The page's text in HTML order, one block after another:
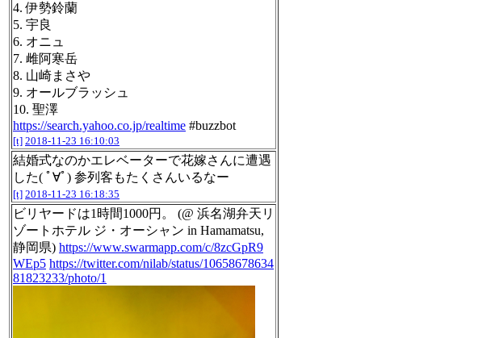
4. 伊勢鈴蘭
5. 宇良
6. オニュ
7. 雌阿寒岳
8. 山崎まさや
9. オールブラッシュ
10. 聖澤
https://search.yahoo.co.jp/realtime #buzzbot
[t] 2018-11-23 16:10:03
結婚式なのかエレベーターで花嫁さんに遭遇
した( ﾟ∀ﾟ) 参列客もたくさんいるなー
[t] 2018-11-23 16:18:35
ビリヤードは1時間1000円。 (@ 浜名湖弁天リ
ゾートホテル ジ・オーシャン in Hamamatsu,
静岡県) https://www.swarmapp.com/c/8zcGpR9
WEp5 https://twitter.com/nilab/status/10658678634
81823233/photo/1